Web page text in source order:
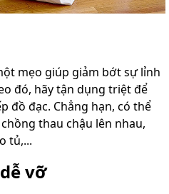
mẹo giúp giảm bớt sự lỉnh
đó, hãy tận dụng triệt để
đồ đạc. Chẳng hạn, có thể
thau chậu lên nhau,
tủ,...
vỡ